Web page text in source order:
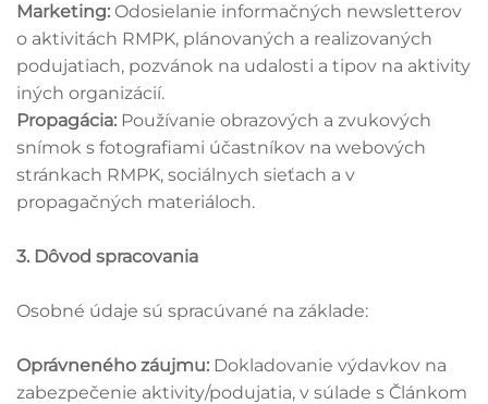
Marketing: Odosielanie informačných newsletterov
o aktivitách RMPK, plánovaných a realizovaných
podujatiach, pozvánok na udalosti a tipov na aktivity
iných organizácií.
Propagácia: Používanie obrazových a zvukových
snímok s fotografiami účastníkov na webových
stránkach RMPK, sociálnych sieťach a v
propagačných materiáloch.
3. Dôvod spracovania
Osobné údaje sú spracúvané na základe:
Oprávneného záujmu: Dokladovanie výdavkov na
zabezpečenie aktivity/podujatia, v súlade s Článkom